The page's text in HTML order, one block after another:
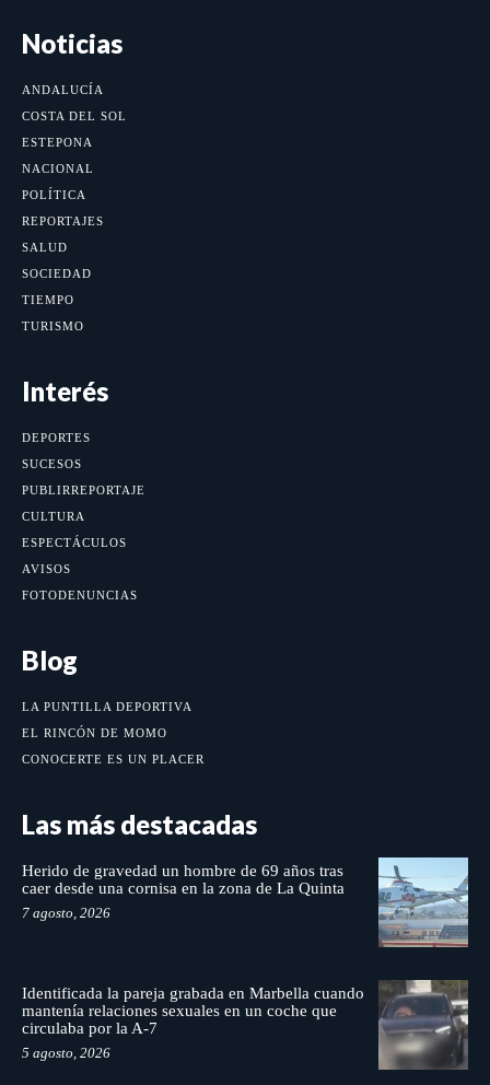
Noticias
ANDALUCÍA
COSTA DEL SOL
ESTEPONA
NACIONAL
POLÍTICA
REPORTAJES
SALUD
SOCIEDAD
TIEMPO
TURISMO
Interés
DEPORTES
SUCESOS
PUBLIRREPORTAJE
CULTURA
ESPECTÁCULOS
AVISOS
FOTODENUNCIAS
Blog
LA PUNTILLA DEPORTIVA
EL RINCÓN DE MOMO
CONOCERTE ES UN PLACER
Las más destacadas
Herido de gravedad un hombre de 69 años tras
caer desde una cornisa en la zona de La Quinta
7 agosto, 2026
Identificada la pareja grabada en Marbella cuando
mantenía relaciones sexuales en un coche que
circulaba por la A-7
5 agosto, 2026